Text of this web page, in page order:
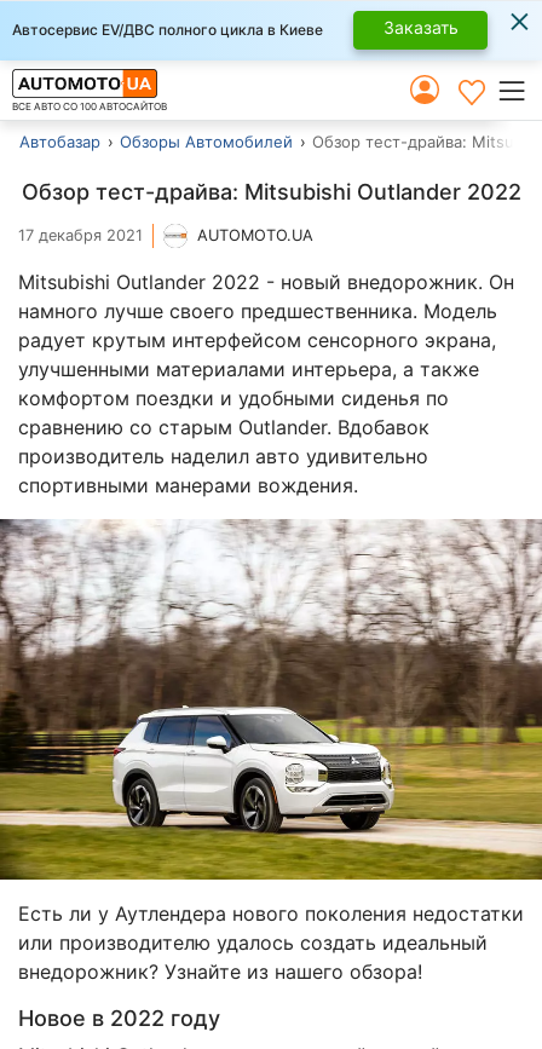
Автосервис EV/ДВС полного цикла в Киеве Заказать ×
ВСЕ АВТО СО 100 АВТОСАЙТОВ
Автобазар Обзоры Автомобилей Обзор тест-драйва:
Обзор тест-драйва: Mitsubishi Outlander 2022
17 декабря 2021 AUTOMOTO.UA
Mitsubishi Outlander 2022 - новый внедорожник. Он
намного лучше своего предшественника. Модель
радует крутым интерфейсом сенсорного экрана,
улучшенными материалами интерьера, а также
комфортом поездки и удобными сиденья по
сравнению со старым Outlander. Вдобавок
производитель наделил авто удивительно
спортивными манерами вождения.
Есть ли у Аутлендера нового поколения недостатки
или производителю удалось создать идеальный
внедорожник? Узнайте из нашего обзора!
Новое в 2022 году